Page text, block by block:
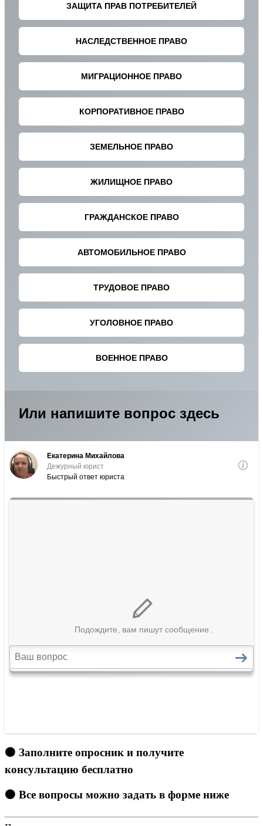
🟠 Заполните опросник и получите
консультацию бесплатно
🟠 Все вопросы можно задать в форме ниже